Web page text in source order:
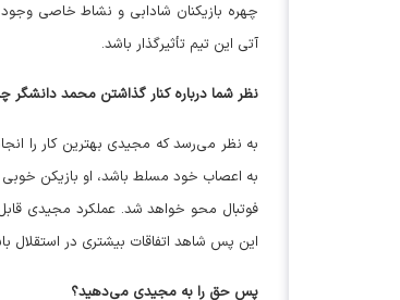
چهره بازیکنان شادابی و نشاط خاصی
آتی این تیم تأثیرگذار باشد.
نظر شما درباره کنار گذاشتن محمد
به نظر می‌رسد که مجیدی بهترین کار را
به اعصاب خود مسلط باشد، او بازیکن خوبی
فوتبال محو خواهد شد. عملکرد مجیدی
این پس شاهد اتفاقات بیشتری در استقلال
پس حق را به مجیدی می‌دهید؟